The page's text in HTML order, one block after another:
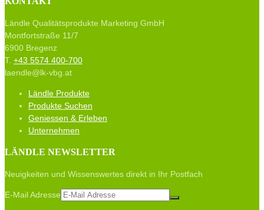
Ländle Qualitätsprodukte Marketing GmbH
Montfortstraße 11/7
6900 Bregenz
T. +43 5574 400-700
laendle@lk-vbg.at
Ländle Produkte
Produkte Suchen
Geniessen & Erleben
Unternehmen
LÄNDLE NEWSLETTER
Neuigkeiten und Wissenswertes direkt in Ihr Postfach
E-Mail Adresse